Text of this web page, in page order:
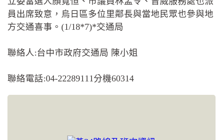
員出席致意，烏日區多位里鄰長與當地民眾也參與地
方交通喜事。(1/18*7)*交通局
聯絡人:台中市政府交通局 陳小姐
聯絡電話:04-22289111分機60314